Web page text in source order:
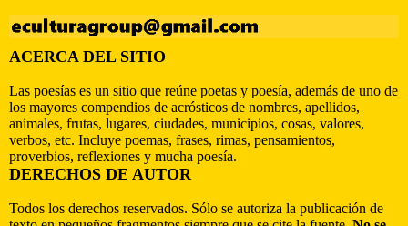
ACERCA DEL SITIO
Las poesías es un sitio que reúne poetas y poesía, además de uno de
los mayores compendios de acrósticos de nombres, apellidos,
animales, frutas, lugares, ciudades, municipios, cosas, valores,
verbos, etc. Incluye poemas, frases, rimas, pensamientos,
proverbios, reflexiones y mucha poesía.
DERECHOS DE AUTOR
Todos los derechos reservados. Sólo se autoriza la publicación de